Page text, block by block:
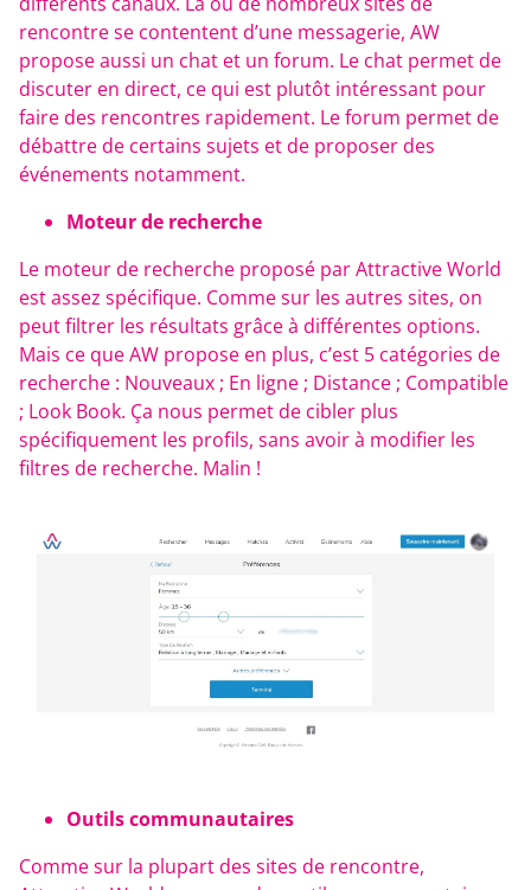
rencontre se contentent d’une messagerie, AW
propose aussi un chat et un forum. Le chat permet de
discuter en direct, ce qui est plutôt intéressant pour
faire des rencontres rapidement. Le forum permet de
débattre de certains sujets et de proposer des
événements notamment.
Moteur de recherche
Le moteur de recherche proposé par Attractive World
est assez spécifique. Comme sur les autres sites, on
peut filtrer les résultats grâce à différentes options.
Mais ce que AW propose en plus, c’est 5 catégories de
recherche : Nouveaux ; En ligne ; Distance ; Compatible
; Look Book. Ça nous permet de cibler plus
spécifiquement les profils, sans avoir à modifier les
filtres de recherche. Malin !
Outils communautaires
Comme sur la plupart des sites de rencontre,